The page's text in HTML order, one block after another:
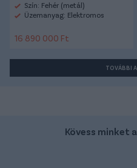
Szín: Fehér (metál)
Üzemanyag: Elektromos
16 890 000 Ft
TOVÁBBI
Kövess minket